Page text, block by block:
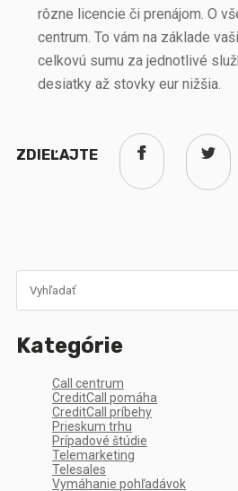
rôzne licencie či prenájom. O
centrum. To vám na základe
celkovú sumu za jednotlivé
desiatky až stovky eur nižšia.
ZDIEĽAJTE
Kategórie
Call centrum
CreditCall pomáha
CreditCall príbehy
Prieskum trhu
Prípadové štúdie
Telemarketing
Telesales
Vymáhanie pohľadávok